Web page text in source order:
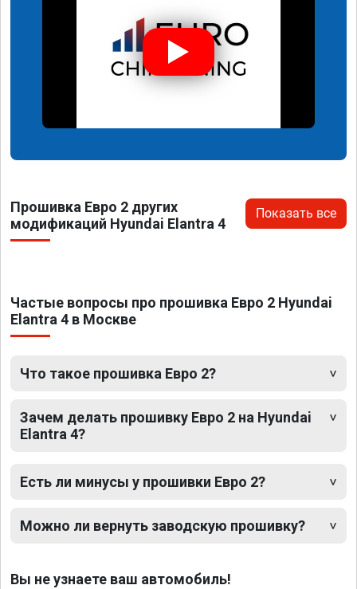
Прошивка Евро 2 других
модификаций Hyundai Elantra 4
Показать все
Частые вопросы про прошивка Евро 2 Hyundai
Elantra 4 в Москве
Что такое прошивка Евро 2?
Зачем делать прошивку Евро 2 на Hyundai
Elantra 4?
Есть ли минусы у прошивки Евро 2?
Можно ли вернуть заводскую прошивку?
Вы не узнаете ваш автомобиль!